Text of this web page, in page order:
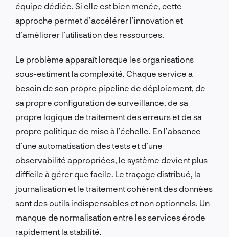
équipe dédiée. Si elle est bien menée, cette
approche permet d’accélérer l’innovation et
d’améliorer l’utilisation des ressources.
Le problème apparaît lorsque les organisations
sous-estiment la complexité. Chaque service a
besoin de son propre pipeline de déploiement, de
sa propre configuration de surveillance, de sa
propre logique de traitement des erreurs et de sa
propre politique de mise à l’échelle. En l’absence
d’une automatisation des tests et d’une
observabilité appropriées, le système devient plus
difficile à gérer que facile. Le traçage distribué, la
journalisation et le traitement cohérent des données
sont des outils indispensables et non optionnels. Un
manque de normalisation entre les services érode
rapidement la stabilité.